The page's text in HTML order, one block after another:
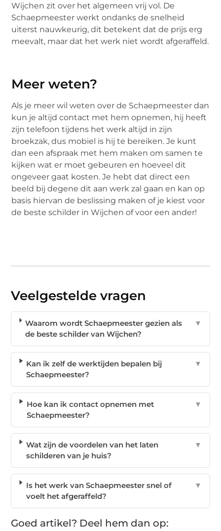
Wijchen zit over het algemeen vrij vol. De
Schaepmeester werkt ondanks de snelheid
uiterst nauwkeurig, dit betekent dat de prijs erg
meevalt, maar dat het werk niet wordt afgeraffeld.
Meer weten?
Als je meer wil weten over de Schaepmeester dan
kun je altijd contact met hem opnemen, hij heeft
zijn telefoon tijdens het werk altijd in zijn
broekzak, dus mobiel is hij te bereiken. Je kunt
dan een afspraak met hem maken om samen te
kijken wat er moet gebeuren en hoeveel dit
ongeveer gaat kosten. Je hebt dat direct een
beeld bij degene dit aan werk zal gaan en kan op
basis hiervan de beslissing maken of je kiest voor
de beste schilder in Wijchen of voor een ander!
Veelgestelde vragen
Waarom wordt Schaepmeester gezien als
de beste schilder van Wijchen?
▼
Kan ik zelf de werktijden bepalen bij
Schaepmeester?
▼
Hoe kan ik contact opnemen met
Schaepmeester?
▼
Wat zijn de voordelen van het laten
schilderen van je huis?
▼
Is het werk van Schaepmeester snel of
voelt het afgeraffeld?
▼
Goed artikel? Deel hem dan op: